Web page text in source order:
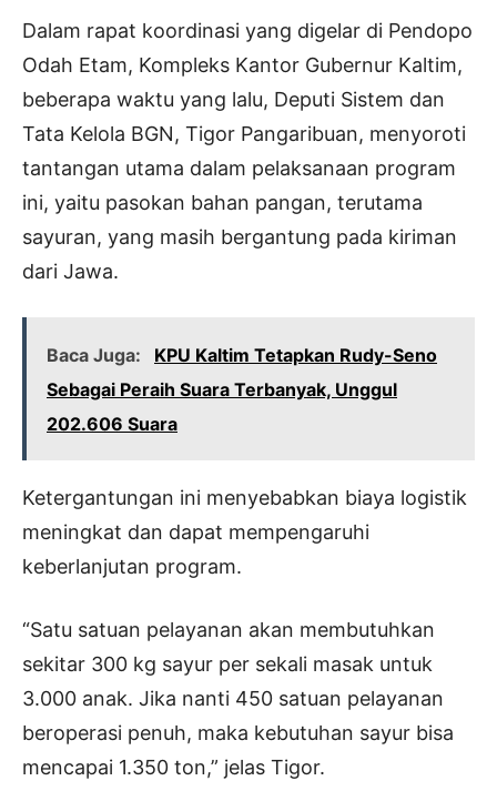
Dalam rapat koordinasi yang digelar di Pendopo
Odah Etam, Kompleks Kantor Gubernur Kaltim,
beberapa waktu yang lalu, Deputi Sistem dan
Tata Kelola BGN, Tigor Pangaribuan, menyoroti
tantangan utama dalam pelaksanaan program
ini, yaitu pasokan bahan pangan, terutama
sayuran, yang masih bergantung pada kiriman
dari Jawa.
Baca Juga:
KPU Kaltim Tetapkan Rudy-Seno
Sebagai Peraih Suara Terbanyak, Unggul
202.606 Suara
Ketergantungan ini menyebabkan biaya logistik
meningkat dan dapat mempengaruhi
keberlanjutan program.
“Satu satuan pelayanan akan membutuhkan
sekitar 300 kg sayur per sekali masak untuk
3.000 anak. Jika nanti 450 satuan pelayanan
beroperasi penuh, maka kebutuhan sayur bisa
mencapai 1.350 ton,” jelas Tigor.